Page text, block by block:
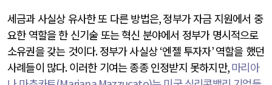
세금과 사실상 유사한 또 다른 방법은,정부가 자금 지원에서 중
요한 역할을 한 신기술 또는 혁신 분야에서 정부가 명시적으로
소유권을 갖는 것이다.정부가 사실상‘엔젤 투자자’역할을 했던
사례들이 많다.이러한 기여는 종종 인정받지 못하지만,마리아